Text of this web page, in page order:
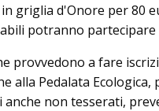
griglia d'Onore per 80
potranno
provvedono a fare
alla Pedalata Ecologica,
non tesserati,